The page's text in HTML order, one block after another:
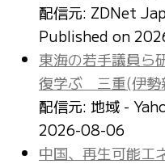
配信元: ZDNet
Published on
東海の若手議員
復学ぶ 三重(伊勢
配信元: 地域 -
2026-08-06
中国、再生可能エ